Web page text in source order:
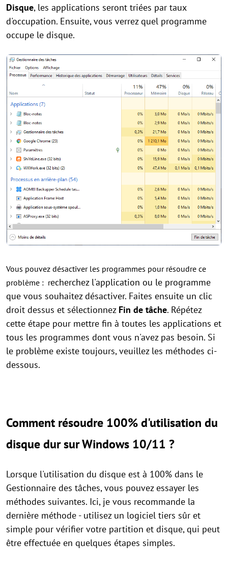
Disque, les applications seront triées par taux
d'occupation. Ensuite, vous verrez quel programme
occupe le disque.
Vous pouvez désactiver les programmes pour résoudre ce
problème : recherchez l'application ou le programme
que vous souhaitez désactiver. Faites ensuite un clic
droit dessus et sélectionnez Fin de tâche. Répétez
cette étape pour mettre fin à toutes les applications et
tous les programmes dont vous n'avez pas besoin. Si
le problème existe toujours, veuillez les méthodes ci-
dessous.
Comment résoudre 100% d'utilisation du
disque dur sur Windows 10/11 ?
Lorsque l'utilisation du disque est à 100% dans le
Gestionnaire des tâches, vous pouvez essayer les
méthodes suivantes. Ici, je vous recommande la
dernière méthode - utilisez un logiciel tiers sûr et
simple pour vérifier votre partition et disque, qui peut
être effectuée en quelques étapes simples.